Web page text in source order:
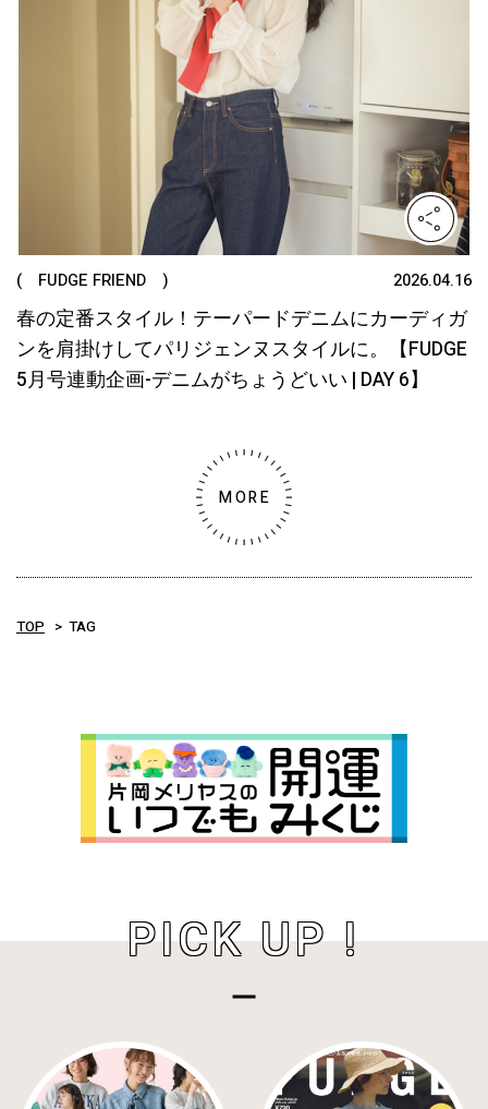
( FUDGE FRIEND ) 2026.04.16
春の定番スタイル！テーパードデニムにカーディガ
ンを肩掛けしてパリジェンヌスタイルに。【FUDGE
5月号連動企画-デニムがちょうどいい | DAY 6】
MORE
TOP TAG
PICK UP !